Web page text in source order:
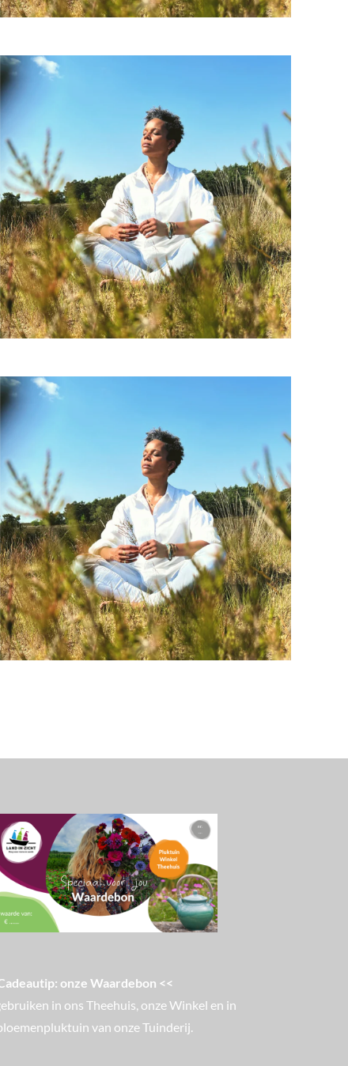
onze Waardebon <<
in ons Theehuis, onze Winkel en in
van onze Tuinderij.